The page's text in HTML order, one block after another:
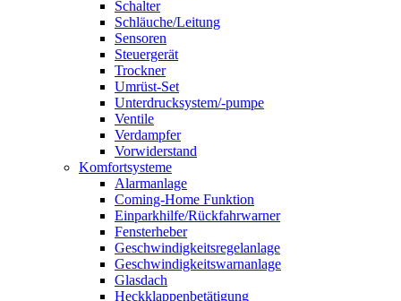
Schalter
Schläuche/Leitung
Sensoren
Steuergerät
Trockner
Umrüst-Set
Unterdrucksystem/-pumpe
Ventile
Verdampfer
Vorwiderstand
Komfortsysteme
Alarmanlage
Coming-Home Funktion
Einparkhilfe/Rückfahrwarner
Fensterheber
Geschwindigkeitsregelanlage
Geschwindigkeitswarnanlage
Glasdach
Heckklappenbetätigung